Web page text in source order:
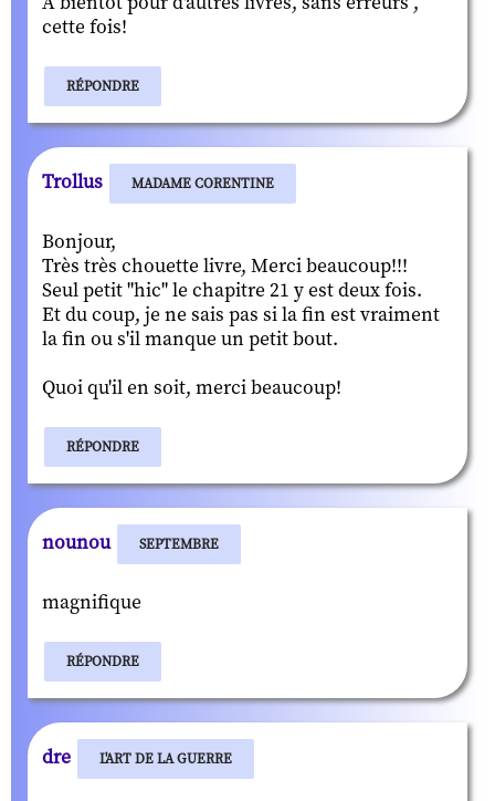
cette fois!
RÉPONDRE
Trollus MADAME CORENTINE
Bonjour,
Très très chouette livre, Merci beaucoup!!!
Seul petit "hic" le chapitre 21 y est deux fois.
Et du coup, je ne sais pas si la fin est vraiment
la fin ou s'il manque un petit bout.
Quoi qu'il en soit, merci beaucoup!
RÉPONDRE
nounou SEPTEMBRE
magnifique
RÉPONDRE
dre L'ART DE LA GUERRE